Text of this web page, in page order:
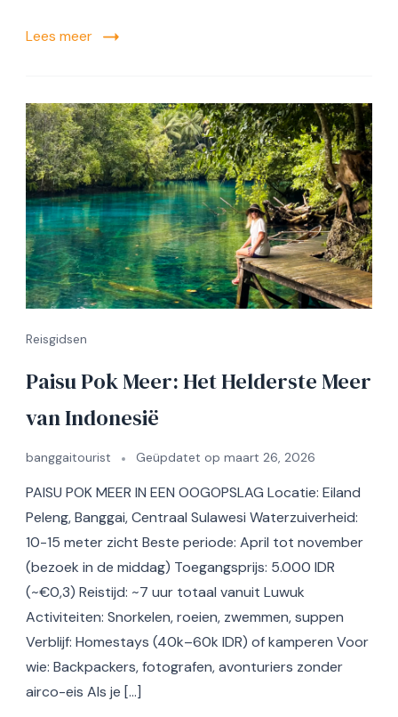
Lees meer
Reisgidsen
Paisu Pok Meer: Het Helderste Meer
van Indonesië
banggaitourist Geüpdatet op maart 26, 2026
PAISU POK MEER IN EEN OOGOPSLAG Locatie: Eiland
Peleng, Banggai, Centraal Sulawesi Waterzuiverheid:
10-15 meter zicht Beste periode: April tot november
(bezoek in de middag) Toegangsprijs: 5.000 IDR
(~€0,3) Reistijd: ~7 uur totaal vanuit Luwuk
Activiteiten: Snorkelen, roeien, zwemmen, suppen
Verblijf: Homestays (40k–60k IDR) of kamperen Voor
wie: Backpackers, fotografen, avonturiers zonder
airco-eis Als je […]